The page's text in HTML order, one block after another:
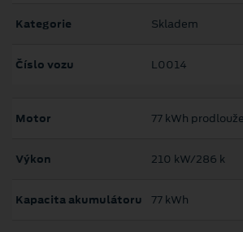
Kategorie Skladem
Číslo vozu L0014
Motor 77 kWh
Výkon 210 kW/286 k
Kapacita akumulátoru 77 kWh